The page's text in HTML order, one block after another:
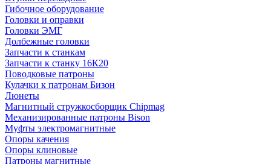
Гибочное оборудование
Головки и оправки
Головки ЭМГ
Долбежные головки
Запчасти к станкам
Запчасти к станку 16К20
Поводковые патроны
Кулачки к патронам Бизон
Люнеты
Магнитный стружкосборщик Chipmag
Механизированные патроны Bison
Муфты электромагнитные
Опоры качения
Опоры клиновые
Патроны магнитные